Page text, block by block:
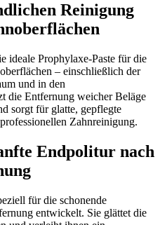
Reinigung
ideale Prophylaxe-Paste für die
– einschließlich der
und in den
die Entfernung weicher Beläge
sorgt für glatte, gepflegte
Zahnreinigung.
Endpolitur nach
für die schonende
entwickelt. Sie glättet die